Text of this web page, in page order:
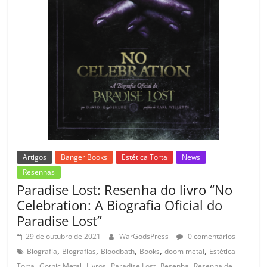
Artigos Banger Books Estética Torta
News
Resenhas
Paradise Lost: Resenha do livro “No
Celebration: A Biografia Oficial do
Paradise Lost”
29 de outubro de 2021 WarGodsPress
0 comentários
Biografia, Biografias, Bloodbath, Books,doom metal, Estética